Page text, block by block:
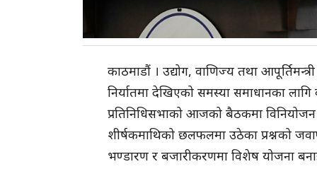
काठमाडौं । उद्योग, वाणिज्य तथा
निर्यातमा देखिएको समस्या समाधानका
प्रतिनिधिसभाको आजको बैठकमा विनियोजन
शीर्षकमाथिको छलफलमा उठेका प्रश्नको
भण्डारण र बजारीकरणमा विशेष योजना